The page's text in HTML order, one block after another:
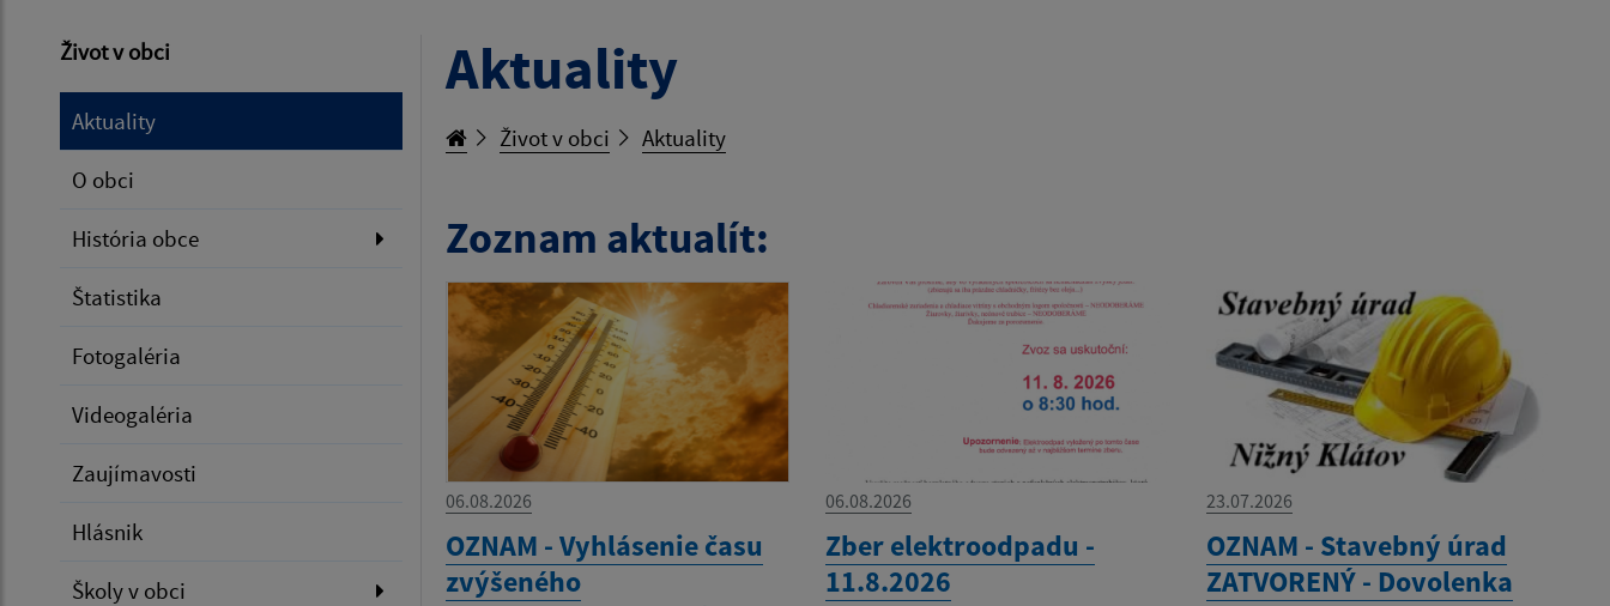
Život v obci
Aktuality
O obci
História obce
Štatistika
Fotogaléria
Videogaléria
Zaujímavosti
Hlásnik
Školy v obci
Aktuality
Život v obci Aktuality
Zoznam aktualít:
06.08.2026
OZNAM - Vyhlásenie času
zvýšeného
06.08.2026
Zber elektroodpadu -
11.8.2026
23.07.2026
OZNAM - Stavebný úrad
ZATVORENÝ - Dovolenka